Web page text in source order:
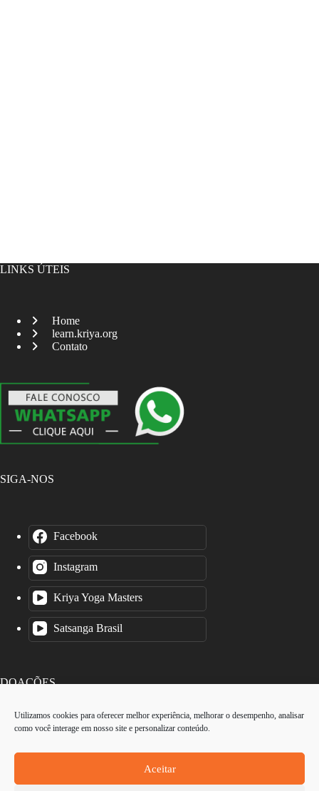
Utilizamos cookies para oferecer melhor experiência, melhorar o desempenho, analisar
como você interage em nosso site e personalizar conteúdo.
Aceitar
LINKS ÚTEIS
Home
learn.kriya.org
Contato
SIGA-NOS
Facebook
Instagram
Kriya Yoga Masters
Satsanga Brasil
DOAÇÕES
O Instituto Kriya Yoga é uma organização sem fins lucrativos.